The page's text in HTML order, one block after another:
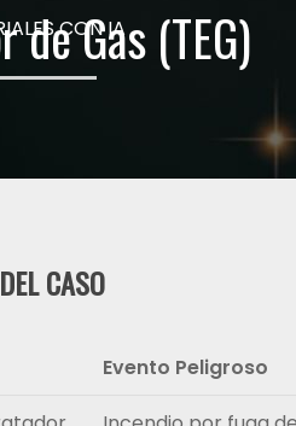
de Gas (TEG)
CASO
Evento Peligroso